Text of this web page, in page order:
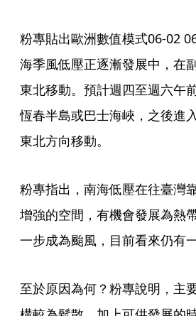
粉專貼出歐洲數值模式06-02
海季風低壓正逐漸發展中，在
東北移動。預計週四至週六午
恆春半島或巴士海峽，之後進
東北方向移動。
粉專指出，󠀠南海低壓在往臺灣
增強的空間，有機會發展為熱
一步成為颱風，目前看來仍有
至於原因為何？粉專說明，主